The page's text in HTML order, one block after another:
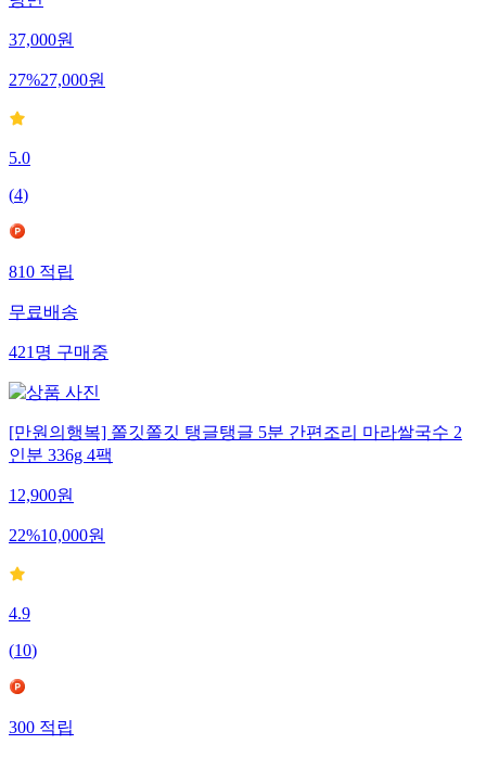
37,000원
27%27,000원
5.0
(4)
810 적립
무료배송
421 명 구매중
[만원의행복] 쫄깃쫄깃 탱글탱글 5분 간편조리 마라쌀국수 2
인분 336g 4팩
12,900원
22%10,000원
4.9
(10)
300 적립